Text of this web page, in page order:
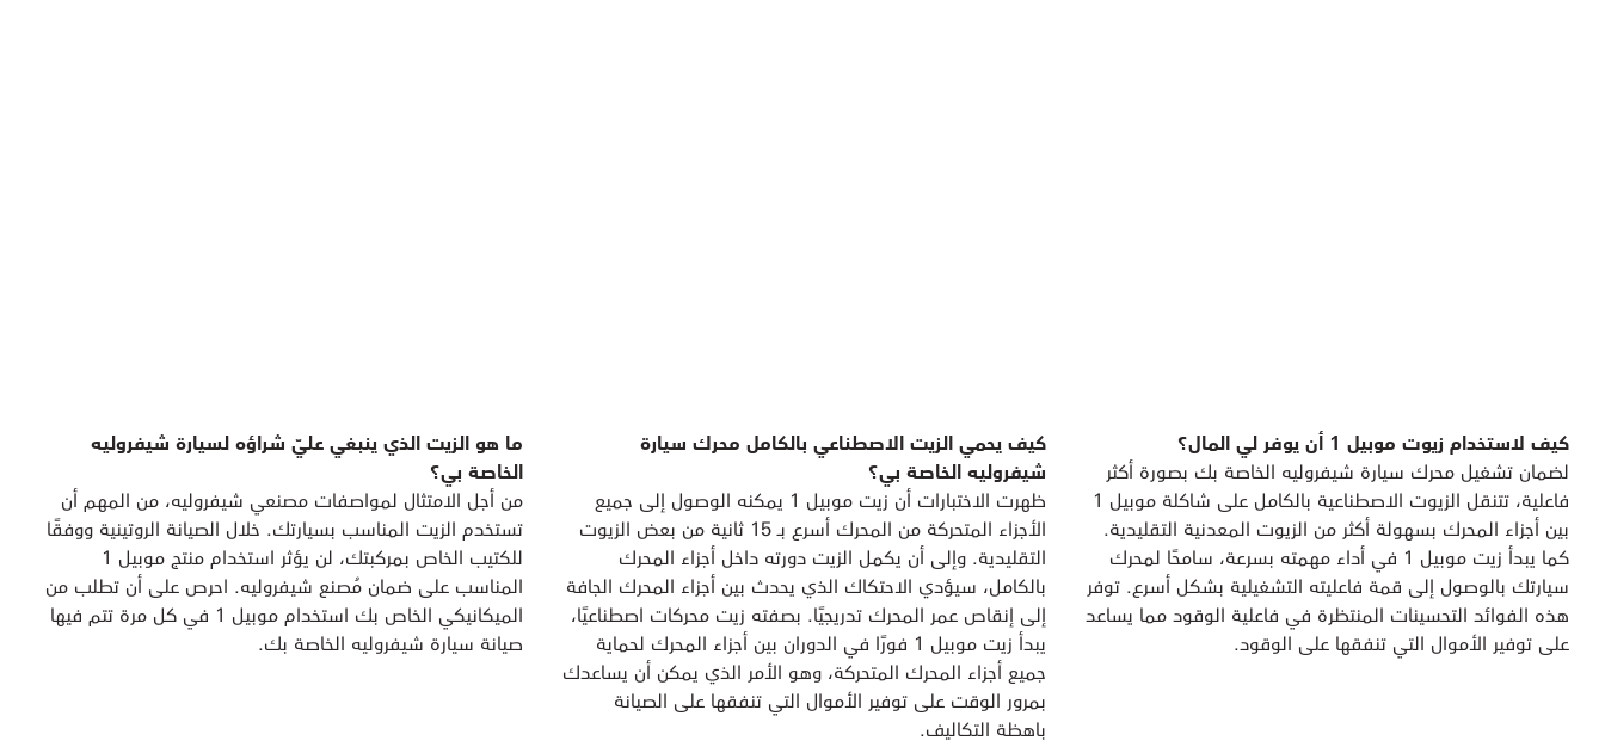
كيف لاستخدام زيوت موبيل 1 أن يوفر لي المال؟
لضمان تشغيل محرك سيارة شيفروليه الخاصة بك بصورة أكثر
فاعلية، تتنقل الزيوت الاصطناعية بالكامل على شاكلة موبيل 1
بين أجزاء المحرك بسهولة أكثر من الزيوت المعدنية التقليدية.
كما يبدأ زيت موبيل 1 في أداء مهمته بسرعة، سامحًا لمحرك
سيارتك بالوصول إلى قمة فاعليته التشغيلية بشكل أسرع. توفر
هذه الفوائد التحسينات المنتظرة في فاعلية الوقود مما يساعد
على توفير الأموال التي تنفقها على الوقود.
كيف يحمي الزيت الاصطناعي بالكامل محرك سيارة
شيفروليه الخاصة بي؟
ظهرت الاختبارات أن زيت موبيل 1 يمكنه الوصول إلى جميع
الأجزاء المتحركة من المحرك أسرع بـ 15 ثانية من بعض الزيوت
التقليدية. وإلى أن يكمل الزيت دورته داخل أجزاء المحرك
بالكامل، سيؤدي الاحتكاك الذي يحدث بين أجزاء المحرك الجافة
إلى إنقاص عمر المحرك تدريجيًا. بصفته زيت محركات اصطناعيًا،
يبدأ زيت موبيل 1 فورًا في الدوران بين أجزاء المحرك لحماية
جميع أجزاء المحرك المتحركة، وهو الأمر الذي يمكن أن يساعدك
بمرور الوقت على توفير الأموال التي تنفقها على الصيانة
باهظة التكاليف.
ما هو الزيت الذي ينبغي عليّ شراؤه لسيارة شيفروليه
الخاصة بي؟
من أجل الامتثال لمواصفات مصنعي شيفروليه، من المهم أن
تستخدم الزيت المناسب بسيارتك. خلال الصيانة الروتينية ووفقًا
للكتيب الخاص بمركبتك، لن يؤثر استخدام منتج موبيل 1
المناسب على ضمان مُصنع شيفروليه. احرص على أن تطلب من
الميكانيكي الخاص بك استخدام موبيل 1 في كل مرة تتم فيها
صيانة سيارة شيفروليه الخاصة بك.